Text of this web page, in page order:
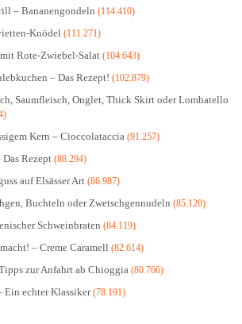
– Bananengondeln (114.410)
Knödel (111.271)
Rote-Zwiebel-Salat (104.643)
– Das Rezept! (102.879)
Saumfleisch, Onglet, Thick Skirt oder Lombatello
Kern – Cioccolataccia (91.257)
Rezept (88.294)
auf Elsässer Art (86.987)
Buchteln oder Zwetschgennudeln (85.120)
Schweinbraten (84.119)
– Creme Caramell (82.614)
zur Anfahrt ab Chioggia (80.766)
Ein echter Klassiker(78.191)